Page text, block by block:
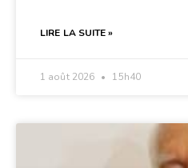
LIRE LA SUITE »
1 août 2026 15h40